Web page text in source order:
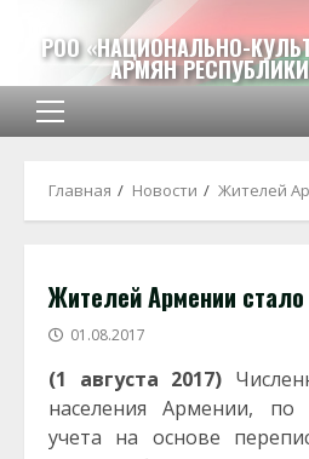
содержимому
РОО «НАЦИОНАЛЬНО-
АРМЯН
Основное
Главная Новости Жителей
Жителей Армении
01.08.2017
(1 августа 2017)
населения Армении,
учета на основе